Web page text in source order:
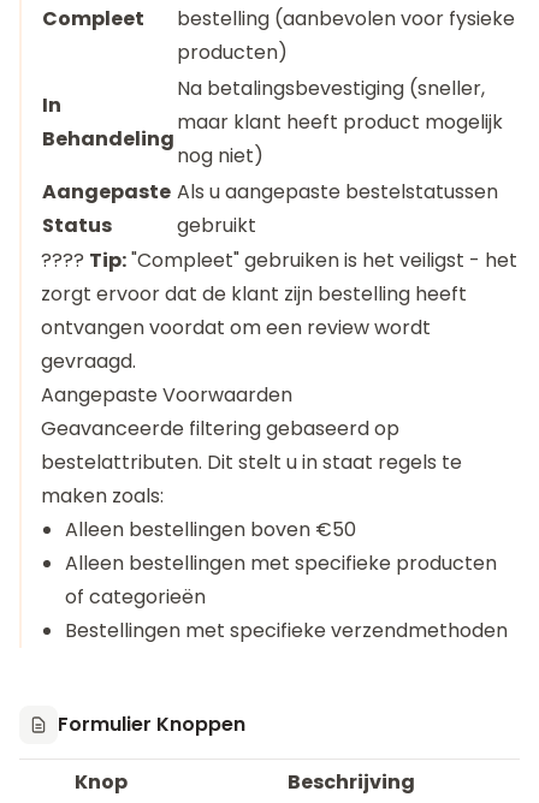
Compleet
bestelling (aanbevolen voor fysieke
producten)
In
Behandeling
Na betalingsbevestiging (sneller,
maar klant heeft product mogelijk
nog niet)
Aangepaste
Status
Als u aangepaste bestelstatussen
gebruikt
???? Tip:"Compleet" gebruiken is het veiligst - het
zorgt ervoor dat de klant zijn bestelling heeft
ontvangen voordat om een review wordt
gevraagd.
Aangepaste Voorwaarden
Geavanceerde filtering gebaseerd op
bestelattributen. Dit stelt u in staat regels te
maken zoals:
Alleen bestellingen boven €50
Alleen bestellingen met specifieke producten
of categorieën
Bestellingen met specifieke verzendmethoden
Formulier Knoppen
Knop
Beschrijving